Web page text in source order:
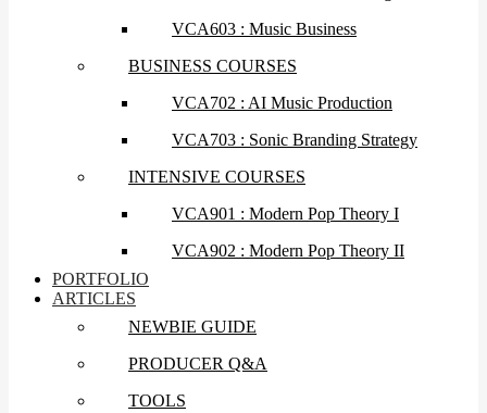
VCA603 : Music Business
BUSINESS COURSES
VCA702 : AI Music Production
VCA703 : Sonic Branding Strategy
INTENSIVE COURSES
VCA901 : Modern Pop Theory I
VCA902 : Modern Pop Theory II
PORTFOLIO
ARTICLES
NEWBIE GUIDE
PRODUCER Q&A
TOOLS